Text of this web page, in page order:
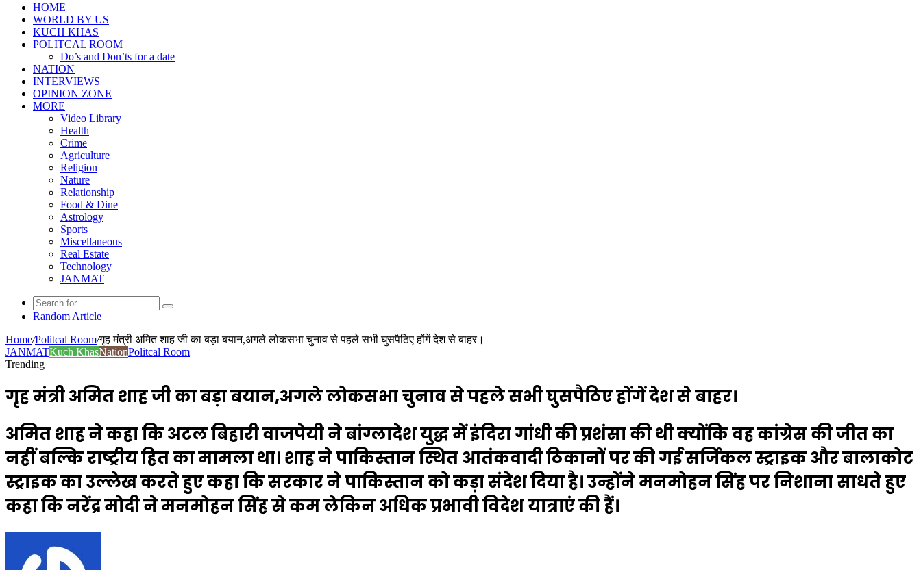
HOME
WORLD BY US
KUCH KHAS
POLITCAL ROOM
Do’s and Don’ts for a date
NATION
INTERVIEWS
OPINION ZONE
MORE
Video Library
Health
Crime
Agriculture
Religion
Nature
Relationship
Food & Dine
Astrology
Sports
Miscellaneous
Real Estate
Technology
JANMAT
Random Article
Home/Politcal Room/गृह मंत्री अमित शाह जी का बड़ा बयान,अगले लोकसभा चुनाव से पहले सभी घुसपैठिए होंगें देश से बाहर।
JANMATKuch KhasNationPolitcal Room
Trending
गृह मंत्री अमित शाह जी का बड़ा बयान,अगले लोकसभा चुनाव से पहले सभी घुसपैठिए होंगें देश से बाहर।
अमित शाह ने कहा कि अटल बिहारी वाजपेयी ने बांग्लादेश युद्ध में इंदिरा गांधी की प्रशंसा की थी क्योंकि वह कांग्रेस की जीत का
नहीं बल्कि राष्ट्रीय हित का मामला था। शाह ने पाकिस्तान स्थित आतंकवादी ठिकानों पर की गई सर्जिकल स्ट्राइक और बालाकोट
स्ट्राइक का उल्लेख करते हुए कहा कि सरकार ने पाकिस्तान को कड़ा संदेश दिया है। उन्होंने मनमोहन सिंह पर निशाना साधते हुए
कहा कि नरेंद्र मोदी ने मनमोहन सिंह से कम लेकिन अधिक प्रभावी विदेश यात्राएं की हैं।